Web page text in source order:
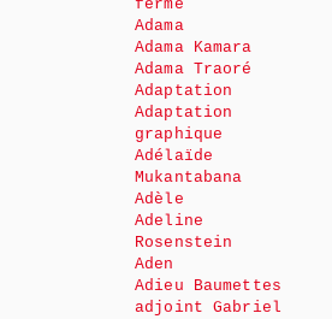
fermé
Adama
Adama Kamara
Adama Traoré
Adaptation
Adaptation
graphique
Adélaïde
Mukantabana
Adèle
Adeline
Rosenstein
Aden
Adieu Baumettes
adjoint Gabriel